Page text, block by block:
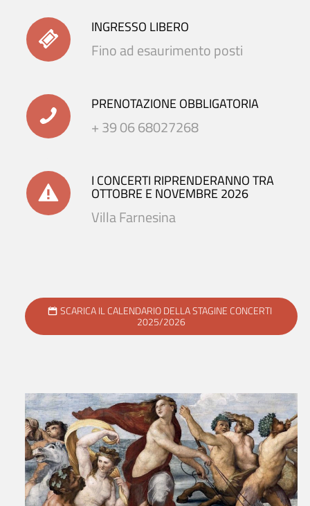
INGRESSO LIBERO
Fino ad esaurimento posti
PRENOTAZIONE OBBLIGATORIA
+ 39 06 68027268
I CONCERTI RIPRENDERANNO TRA
OTTOBRE E NOVEMBRE 2026
Villa Farnesina
SCARICA IL CALENDARIO DELLA STAGINE CONCERTI
2025/2026